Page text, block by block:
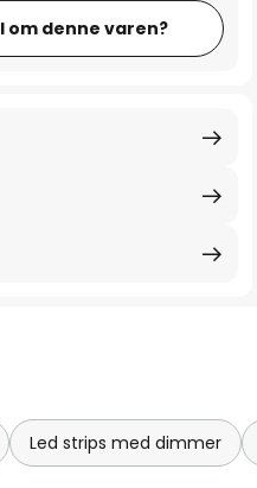
om denne varen?
Led strips med dimmer